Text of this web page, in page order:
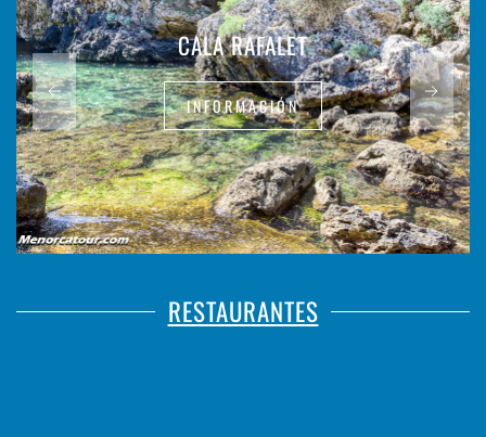
CALA RAFALET
INFORMACIÓN
RESTAURANTES